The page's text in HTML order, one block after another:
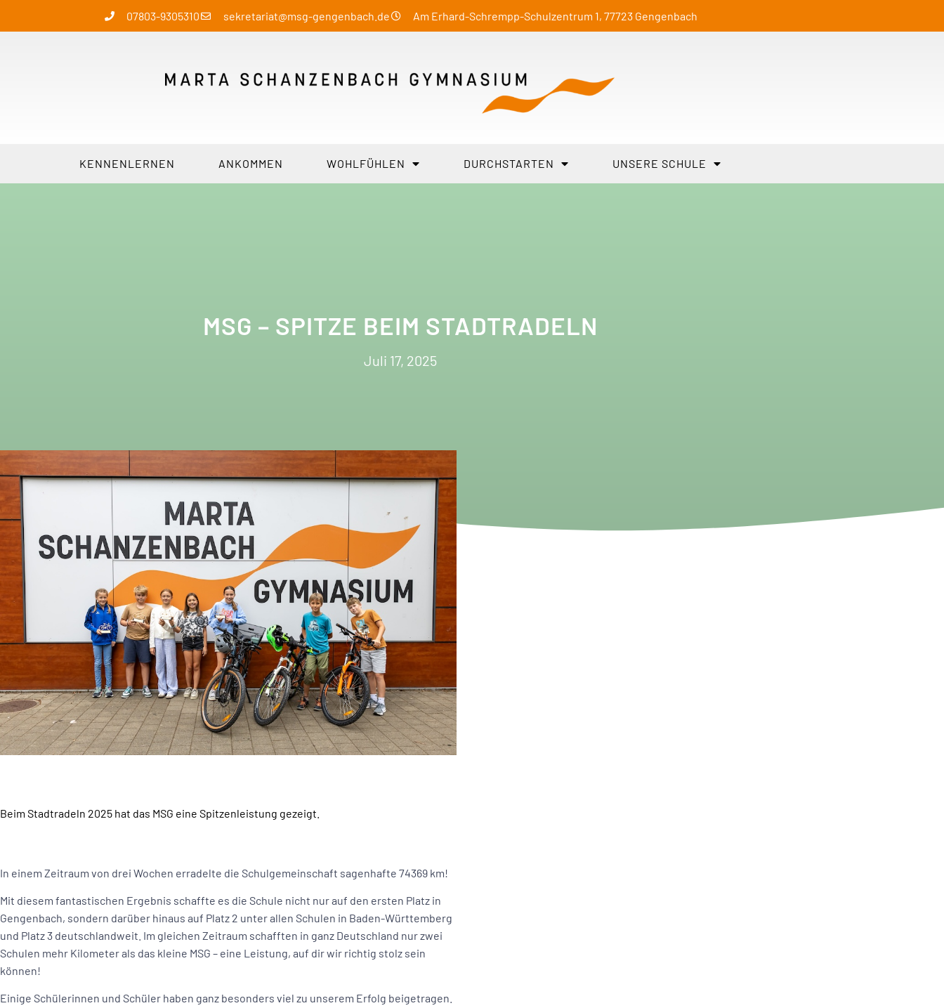
07803-9305310 sekretariat@msg-gengenbach.de Am Erhard-Schrempp-Schulzentrum 1, 77723 Gengenbach
KENNENLERNEN ANKOMMEN WOHLFÜHLEN DURCHSTARTEN UNSERE SCHULE
MSG – SPITZE BEIM STADTRADELN
Juli 17, 2025
Beim Stadtradeln 2025 hat das MSG eine Spitzenleistung gezeigt.
In einem Zeitraum von drei Wochen erradelte die Schulgemeinschaft sagenhafte 74369 km!
Mit diesem fantastischen Ergebnis schaffte es die Schule nicht nur auf den ersten Platz in
Gengenbach, sondern darüber hinaus auf Platz 2 unter allen Schulen in Baden-Württemberg
und Platz 3 deutschlandweit. Im gleichen Zeitraum schafften in ganz Deutschland nur zwei
Schulen mehr Kilometer als das kleine MSG – eine Leistung, auf dir wir richtig stolz sein
können!
Einige Schülerinnen und Schüler haben ganz besonders viel zu unserem Erfolg beigetragen.